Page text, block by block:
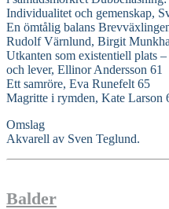
Individualitet och gemenskap,
En ömtålig balans
Rudolf Värnlund, Birgit
Utkanten som existentiell plats
och lever, Ellinor Andersson 61
Ett samröre, Eva Runefelt 65
Magritte i rymden, Kate Larson
Omslag
Akvarell av Sven Teglund.
Balder